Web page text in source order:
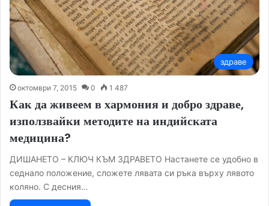
здраве
октомври 7, 2015 0 1 487
Как да живеем в хармония и добро здраве,
използвайки методите на индийската
медицина?
ДИШАНЕТО – КЛЮЧ КЪМ ЗДРАВЕТО Настанете се удобно в
седнало положение, сложете лявата си ръка върху лявото
коляно. С десния…